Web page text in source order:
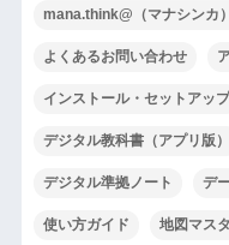
mana.think@（マナシンカ）
よくあるお問い合わせ
インストール・セットアップ
デジタル教科書（アプリ版）
デジタル準拠ノート デ
使い方ガイド 地図マス